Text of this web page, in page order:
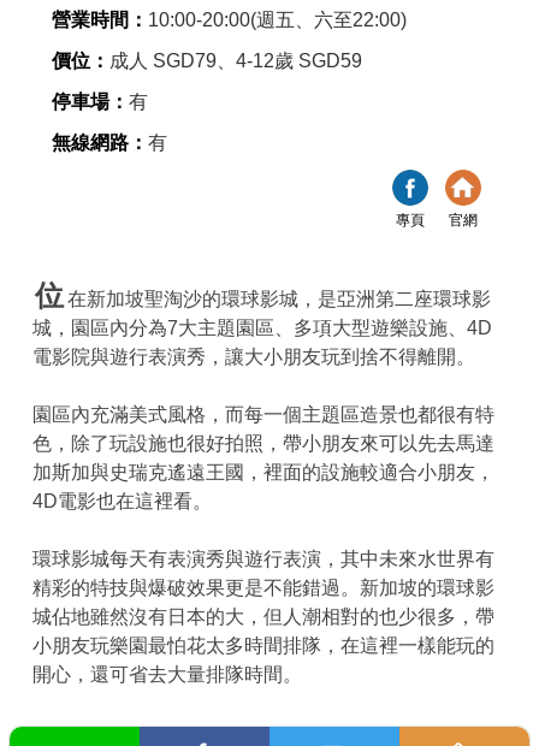
營業時間： 10:00-20:00(週五、六至22:00)
價位： 成人 SGD79、4-12歲 SGD59
停車場： 有
無線網路： 有
專頁 官網
位 在新加坡聖淘沙的環球影城，是亞洲第二座環球影
城，園區內分為7大主題園區、多項大型遊樂設施、4D
電影院與遊行表演秀，讓大小朋友玩到捨不得離開。
園區內充滿美式風格，而每一個主題區造景也都很有特
色，除了玩設施也很好拍照，帶小朋友來可以先去馬達
加斯加與史瑞克遙遠王國，裡面的設施較適合小朋友，
4D電影也在這裡看。
環球影城每天有表演秀與遊行表演，其中未來水世界有
精彩的特技與爆破效果更是不能錯過。新加坡的環球影
城佔地雖然沒有日本的大，但人潮相對的也少很多，帶
小朋友玩樂園最怕花太多時間排隊，在這裡一樣能玩的
開心，還可省去大量排隊時間。